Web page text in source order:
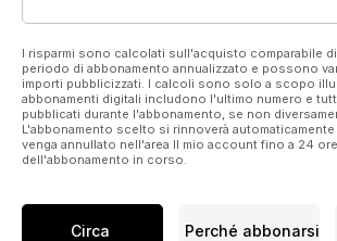
I risparmi sono calcolati sull'acquisto comparabile
periodo di abbonamento annualizzato e possono
importi pubblicizzati. I calcoli sono solo a scopo
abbonamenti digitali includono l'ultimo numero e
pubblicati durante l'abbonamento, se non
L'abbonamento scelto si rinnoverà
venga annullato nell'area Il mio account fino a 24
dell'abbonamento in corso.
Circa Perché abbonarsi